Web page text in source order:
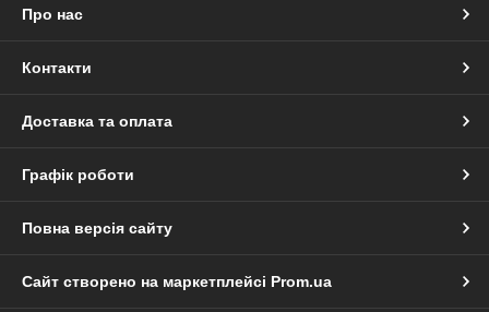
Про нас
Контакти
Доставка та оплата
Графік роботи
Повна версія сайту
Сайт створено на маркетплейсі Prom.ua